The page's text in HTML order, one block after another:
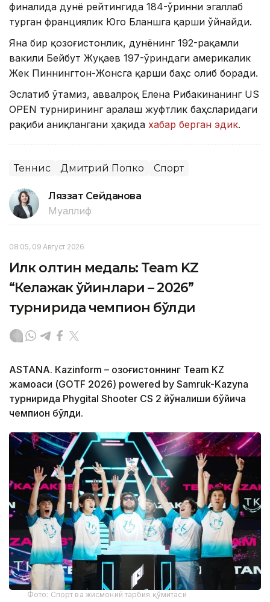
финалида дунё рейтингида 184-ўринни эгаллаб
турган франциялик Юго Бланшга қарши ўйнайди.
Яна бир қозоғистонлик, дунёнинг 192-рақамли
вакили Бейбут Жуқаев 197-ўриндаги америкалик
Жек Пиннингтон-Жонсга қарши баҳс олиб боради.
Эслатиб ўтамиз, аввалроқ Елена Рибакинанинг US
OPEN турнирининг аралаш жуфтлик баҳсларидаги
рақиби аниқлангани ҳақида хабар берган эдик.
Теннис Дмитрий Попко Спорт
Ляззат Сейданова
Муаллиф
08:05, 09 Август 2026
Илк олтин медаль: Team KZ
“Келажак ўйинлари – 2026”
турнирида чемпион бўлди
ASTANА. Кazinform – Қозоғистоннинг Team KZ
жамоаси (GOTF 2026) powered by Samruk-Kazyna
турнирида Phygital Shooter CS 2 йўналиши бўйича
чемпион бўлди.
Фото: Спорт ва жисмоний тарбия қўмитаси